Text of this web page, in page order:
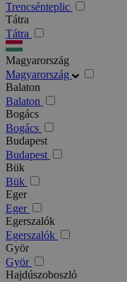
Trencsénteplic
Tátra
Tátra
Magyarország
Magyarország
Balaton
Balaton
Bogács
Bogács
Budapest
Budapest
Bük
Bük
Eger
Eger
Egerszalók
Egerszalók
Györ
Györ
Hajdúszoboszló